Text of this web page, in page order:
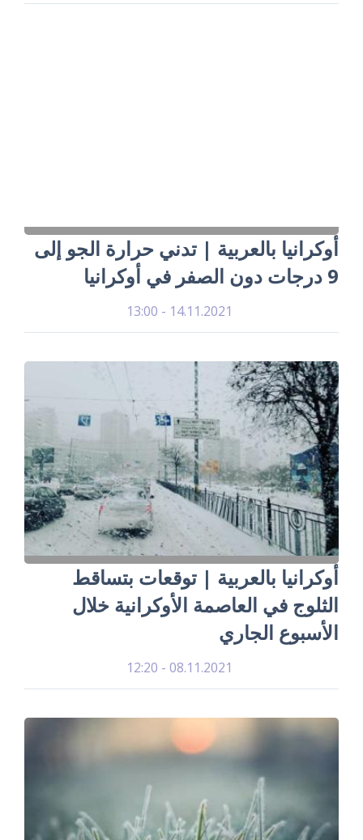
أوكرانيا بالعربية | تدني حرارة الجو إلى
9 درجات دون الصفر في أوكرانيا
14.11.2021 - 13:00
أوكرانيا بالعربية | توقعات بتساقط
الثلوج في العاصمة الأوكرانية خلال
الأسبوع الجاري
08.11.2021 - 12:20